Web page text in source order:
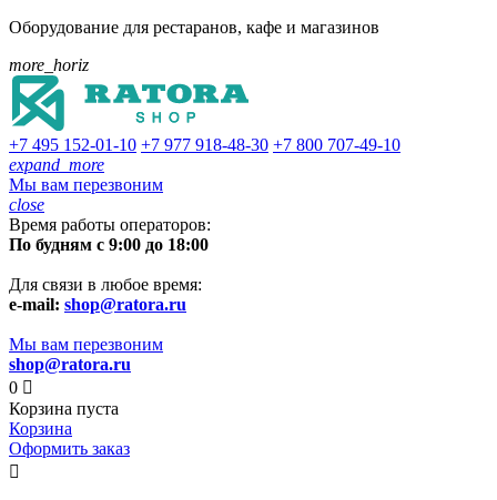
Оборудование для рестаранов, кафе и магазинов
more_horiz
+7 495 152-01-10 +7 977 918-48-30 +7 800 707-49-10
expand_more
Мы вам перезвоним
close
Время работы операторов:
По будням с 9:00 до 18:00
Для связи в любое время:
e-mail: shop@ratora.ru
Мы вам перезвоним
shop@ratora.ru
0 
Корзина пуста
Корзина
Оформить заказ
